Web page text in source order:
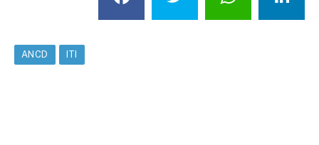
ANCD ITI